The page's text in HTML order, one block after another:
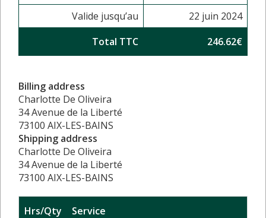
Valide jusqu’au
22 juin 2024
Total TTC
246.62€
Billing address
Charlotte De Oliveira
34 Avenue de la Liberté
73100 AIX-LES-BAINS
Shipping address
Charlotte De Oliveira
34 Avenue de la Liberté
73100 AIX-LES-BAINS
Hrs/Qty
Service